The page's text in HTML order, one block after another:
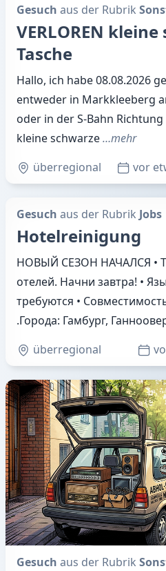
Gesuch aus der Rubrik
VERLOREN
Tasche
Hallo, ich habe 08.08.2026
entweder in Markkleeberg
oder in der S-Bahn
kleine schwarze…mehr
überregional
vor
Gesuch aus der Rubrik Jobs
Hotelreinigung
НОВЫЙ СЕЗОН НАЧАЛСЯ •
отелей. Начни завтра! •
требуются •
.Города: Гамбург,
überregional
Gesuch aus der Rubrik